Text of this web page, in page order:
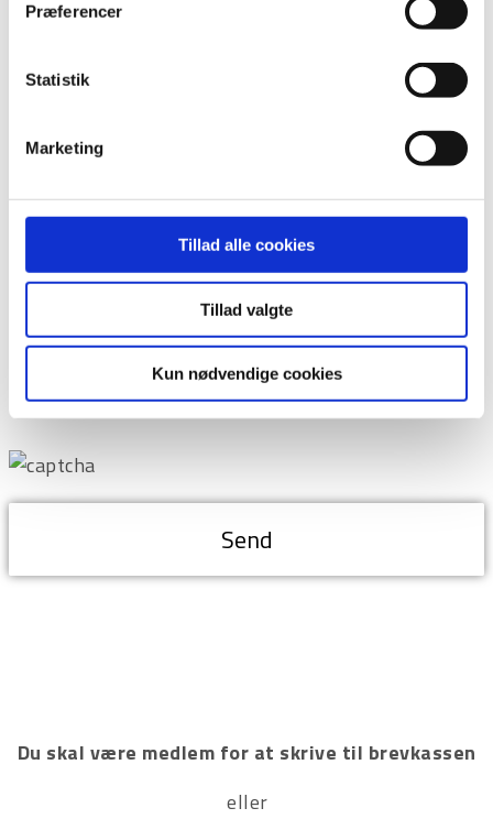
Præferencer
Statistik
Marketing
Tillad alle cookies
Tillad valgte
Kun nødvendige cookies
Husk at du i dagtimerne også kan chatte live med os
nederste højre hjørne.
Du skal være medlem for at skrive til brevkassen
eller